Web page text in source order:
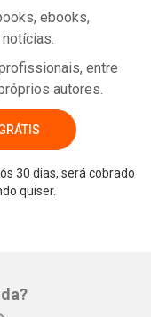
ebooks,
entre
autores.
30 dias, será cobrado
quiser.